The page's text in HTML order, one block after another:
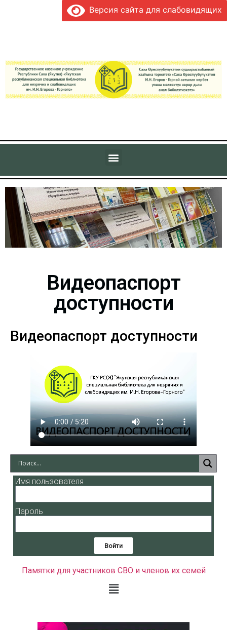
Версия сайта для слабовидящих
Видеопаспорт
доступности
Видеопаспорт доступности
Имя пользователя
Пароль
Войти
Памятки для участников СВО и членов их семей